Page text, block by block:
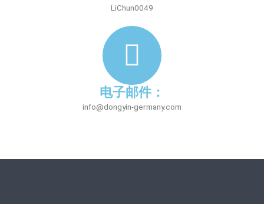
LiChun0049
电子邮件：
info@dongyin-germany.com